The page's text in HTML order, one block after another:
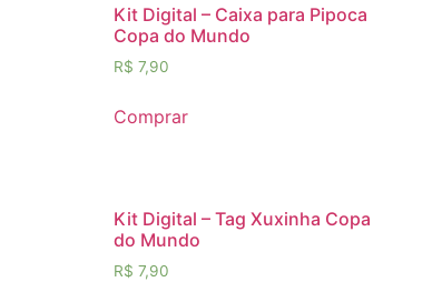
Kit Digital – Caixa para Pipoca
Copa do Mundo
R$ 7,90
Comprar
Kit Digital – Tag Xuxinha Copa
do Mundo
R$ 7,90